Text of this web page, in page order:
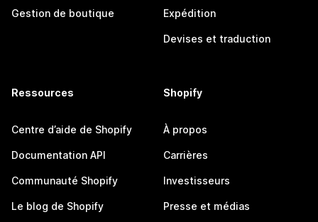
Gestion de boutique Expédition
Devises et traduction
Ressources
Centre d’aide de Shopify
Documentation API
Communauté Shopify
Le blog de Shopify
Shopify
À propos
Carrières
Investisseurs
Presse et médias